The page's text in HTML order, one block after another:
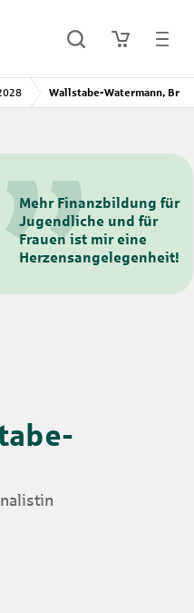
Wallstabe-Watermann,
Mehr Finanzbildung für
Jugendliche und für
Frauen ist mir eine
Herzensangelegenheit!